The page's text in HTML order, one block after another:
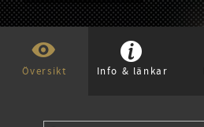
Översikt Info & länkar